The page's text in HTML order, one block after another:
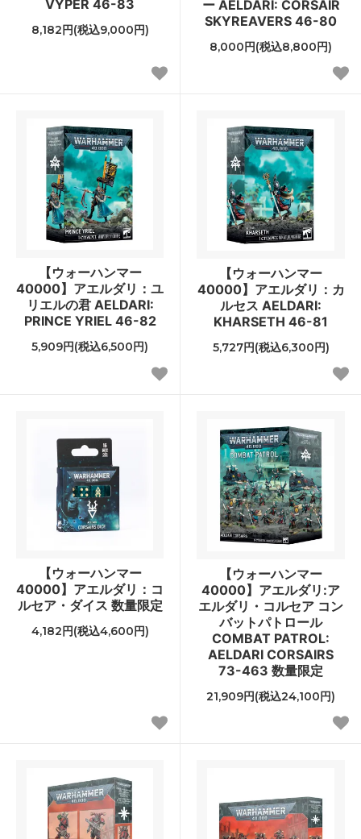
VYPER 46-83
8,182円(税込9,000円)
ー AELDARI: CORSAIR
SKYREAVERS 46-80
8,000円(税込8,800円)
【ウォーハンマー
40000】アエルダリ：ユ
リエルの君 AELDARI:
PRINCE YRIEL 46-82
5,909円(税込6,500円)
【ウォーハンマー
40000】アエルダリ：カ
ルセス AELDARI:
KHARSETH 46-81
5,727円(税込6,300円)
【ウォーハンマー
40000】アエルダリ：コ
ルセア・ダイス 数量限定
4,182円(税込4,600円)
【ウォーハンマー
40000】アエルダリ:ア
エルダリ・コルセア コン
バットパトロール
COMBAT PATROL:
AELDARI CORSAIRS
73-463 数量限定
21,909円(税込24,100円)